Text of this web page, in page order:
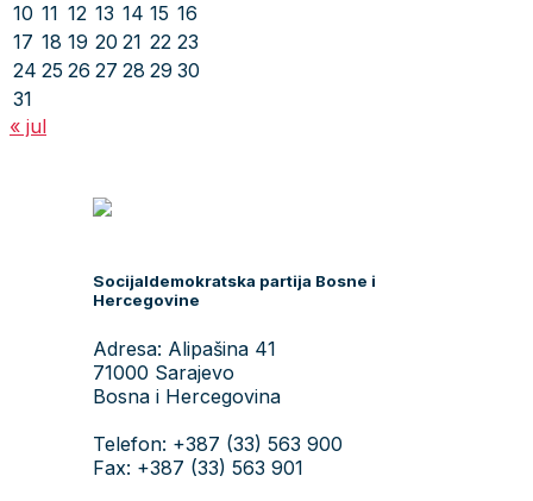
10 11 12 13 14 15 16
17 18 19 20 21 22 23
24 25 26 27 28 29 30
31
« jul
Socijaldemokratska partija Bosne i
Hercegovine
Adresa: Alipašina 41
71000 Sarajevo
Bosna i Hercegovina
Telefon: +387 (33) 563 900
Fax: +387 (33) 563 901